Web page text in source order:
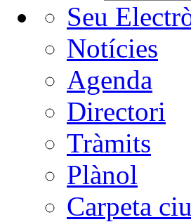
Seu
Notícies
Agenda
Directori
Tràmits
Plànol
Carpeta